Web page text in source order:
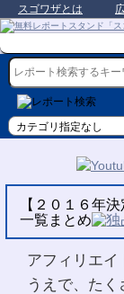
スゴワザとは
【２０１６年
一覧まとめ
アフィリエイ
うえで、たく